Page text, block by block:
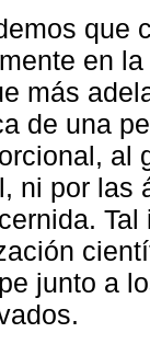
que
en
más
de una
al
ni por
junto a